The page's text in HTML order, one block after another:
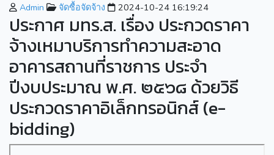
Admin จัดซื้อจัดจ้าง 2024-10-24 16:19:24
ประกาศ มทร.ส. เรื่อง ประกวดราคา
จ้างเหมาบริการทำความสะอาด
อาคารสถานที่ราชการ ประจำ
ปีงบประมาณ พ.ศ. ๒๕๖๘ ด้วยวิธี
ประกวดราคาอิเล็กทรอนิกส์ (e-
bidding)